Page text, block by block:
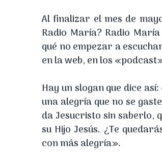
Al finalizar el mes de
Radio María? Radio
qué no empezar a
en la web, en los
Hay un slogan que dice
una alegría que no se
da Jesucristo sin saberlo,
su Hijo Jesús. ¿Te
con más alegría».